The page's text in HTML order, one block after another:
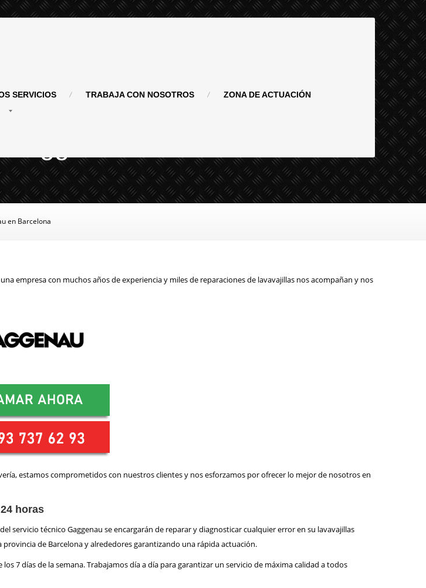
SERVICIOS TRABAJACON NOSOTROS ZONADE ACTUACIÓN
en
en Barcelona
empresa con muchos años de experiencia y miles de reparaciones de lavavajillas nos acompañan y nos
estamos comprometidos con nuestros clientes y nos esforzamos por ofrecer lo mejor de nosotros en
horas
servicio técnico Gaggenau se encargarán de reparar y diagnosticar cualquier error en su lavavajillas
de Barcelona y alrededores garantizando una rápida actuación.
7 días de la semana. Trabajamos día a día para garantizar un servicio de máxima calidad a todos